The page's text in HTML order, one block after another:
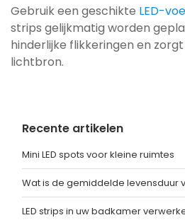
Gebruik een geschikte LED-
strips gelijkmatig worden
hinderlijke flikkeringen en
lichtbron.
Recente artikelen
Mini LED spots voor kleine ruimtes
Wat is de gemiddelde levensduur
LED strips in uw badkamer